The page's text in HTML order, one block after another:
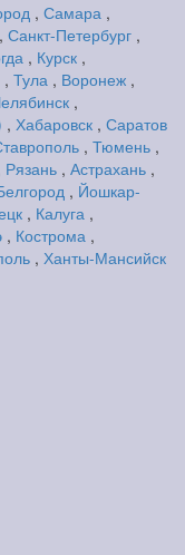
, Самара ,
, Санкт-Петербург ,
, Курск ,
, Тула , Воронеж ,
,
, Хабаровск , Саратов
, Тюмень ,
Рязань , Астрахань ,
, Йошкар-
, Калуга ,
, Кострома ,
, Ханты-Мансийск